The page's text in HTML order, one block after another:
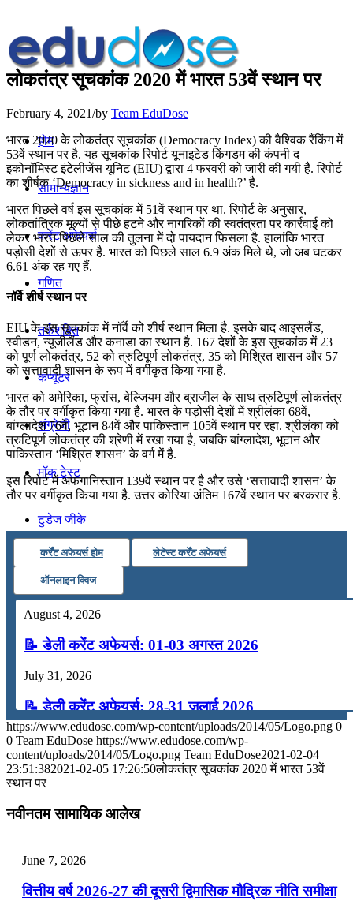
होम
सामान्यज्ञान
करेंट अफेयर्स
गणित
तर्कशक्ति
कंप्यूटर
अंग्रेजी
मॉक टेस्ट
टुडेज जीके
Menu Menu
लोकतंत्र सूचकांक 2020 में भारत 53वें स्थान पर
February 4, 2021/by Team EduDose
भारत 2020 के लोकतंत्र सूचकांक (Democracy Index) की वैश्विक रैंकिंग में
53वें स्थान पर है. यह सूचकांक रिपोर्ट यूनाइटेड किंगडम की कंपनी द
इकोनॉमिस्ट इंटेलीजेंस यूनिट (EIU) द्वारा 4 फरवरी को जारी की गयी है. रिपोर्ट
का शीर्षक ‘Democracy in sickness and in health?’ है.
भारत पिछले वर्ष इस सूचकांक में 51वें स्थान पर था. रिपोर्ट के अनुसार,
लोकतांत्रिक मूल्यों से पीछे हटने और नागरिकों की स्वतंत्रता पर कार्रवाई को
लेकर भारत पिछले साल की तुलना में दो पायदान फिसला है. हालांकि भारत
पड़ोसी देशों से ऊपर है. भारत को पिछले साल 6.9 अंक मिले थे, जो अब घटकर
6.61 अंक रह गए हैं.
नॉर्वे शीर्ष स्थान पर
EIU के इस सूचकांक में नॉर्वे को शीर्ष स्थान मिला है. इसके बाद आइसलैंड,
स्वीडन, न्यूजीलैंड और कनाडा का स्थान है. 167 देशों के इस सूचकांक में 23
को पूर्ण लोकतंत्र, 52 को त्रुटिपूर्ण लोकतंत्र, 35 को मिश्रित शासन और 57
को सत्तावादी शासन के रूप में वर्गीकृत किया गया है.
भारत को अमेरिका, फ्रांस, बेल्जियम और ब्राजील के साथ त्रुटिपूर्ण लोकतंत्र
के तौर पर वर्गीकृत किया गया है. भारत के पड़ोसी देशों में श्रीलंका 68वें,
बांग्लादेश 76वें, भूटान 84वें और पाकिस्तान 105वें स्थान पर रहा. श्रीलंका को
त्रुटिपूर्ण लोकतंत्र की श्रेणी में रखा गया है, जबकि बांग्लादेश, भूटान और
पाकिस्तान ‘मिश्रित शासन’ के वर्ग में है.
इस रिपोर्ट में अफगानिस्तान 139वें स्थान पर है और उसे ‘सत्तावादी शासन’ के
तौर पर वर्गीकृत किया गया है. उत्तर कोरिया अंतिम 167वें स्थान पर बरकरार है.
कर्रेंट अफेयर्स होम लेटेस्ट कर्रेंट अफेयर्स
ऑनलाइन क्विज
August 4, 2026
📝 डेली करेंट अफेयर्स: 01-03 अगस्त 2026
July 31, 2026
📝 डेली करेंट अफेयर्स: 28-31 जुलाई 2026
July 28, 2026
📝 डेली करेंट अफेयर्स: 25-27 जुलाई 2026
July 22, 2026
📝 डेली करेंट अफेयर्स: 19-21 जुलाई 2026
https://www.edudose.com/wp-content/uploads/2014/05/Logo.png 0
0 Team EduDose https://www.edudose.com/wp-
content/uploads/2014/05/Logo.png Team EduDose2021-02-04
23:51:382021-02-05 17:26:50लोकतंत्र सूचकांक 2020 में भारत 53वें
स्थान पर
नवीनतम सामायिक आलेख
June 7, 2026
वित्तीय वर्ष 2026-27 की दूसरी द्विमासिक मौद्रिक नीति समीक्षा